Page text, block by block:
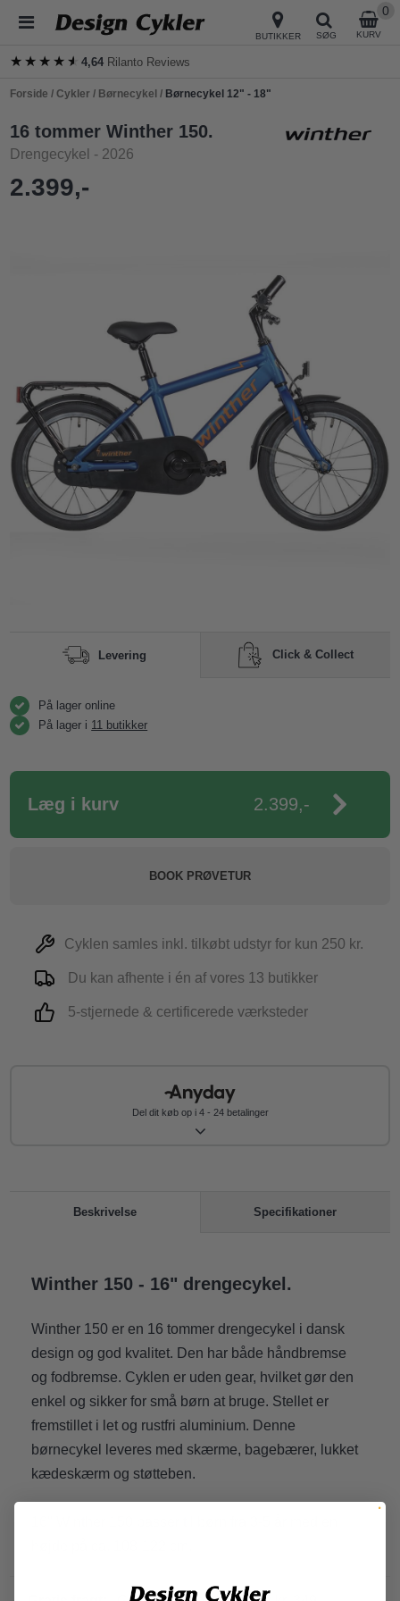
BUTIKKER SØG KURV
0
★★★★★
★★★★★4,64 Rilanto Reviews
Forside /Cykler / Børnecykel / Børnecykel 12" - 18"
16 tommer Winther 150.
Drengecykel - 2026
2.399,-
Levering Click & Collect
På lager online
På lager i 11 butikker
Læg i kurv 2.399,-
BOOK PRØVETUR
Cyklen samles inkl. tilkøbt udstyr for kun 250 kr.
Du kan afhente i én af vores 13 butikker
5-stjernede & certificerede værksteder
Del dit køb op i 4 - 24 betalinger
Beskrivelse Specifikationer
Winther 150 - 16" drengecykel.
Winther 150 er en 16 tommer drengecykel i dansk
design og god kvalitet. Den har både håndbremse
og fodbremse. Cyklen er uden gear, hvilket gør den
enkel og sikker for små børn at bruge. Stellet er
fremstillet i let og rustfri aluminium. Denne
børnecykel leveres med skærme, bagebærer, lukket
kædeskærm og støtteben.